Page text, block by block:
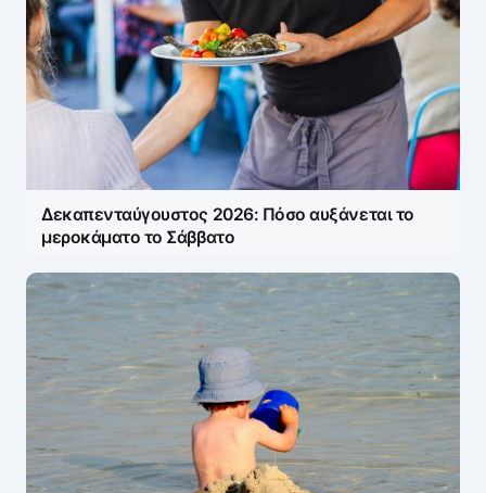
Δεκαπενταύγουστος 2026: Πόσο αυξάνεται το
μεροκάματο το Σάββατο